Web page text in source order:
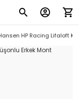
HP Racing Lifaloft